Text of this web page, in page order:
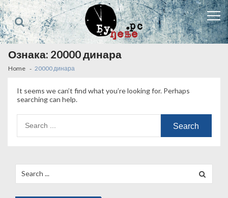
Skip
to
navigation
Skip
to
content
Ознака: 20000 динара
Home 20000 динара
It seems we can’t find what you’re looking for. Perhaps
searching can help.
for:
for: